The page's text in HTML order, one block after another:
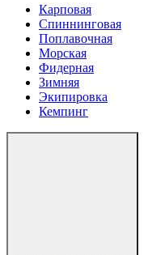
Карповая
Спиннинговая
Поплавочная
Морская
Фидерная
Зимняя
Экипировка
Кемпинг